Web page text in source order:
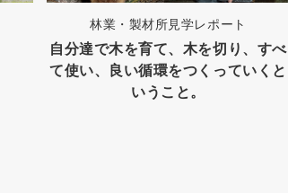
林業・製材所見学レポート
自分達で木を育て、木を切り、すべ
て使い、良い循環をつくっていくと
いうこと。